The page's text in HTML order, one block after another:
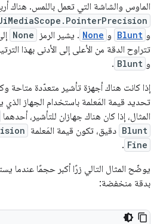
الماوس والشاشة التي تعمل باللمس. هناك
و Blunt و None . يشير الرمز None
تتراوح الدقة من الأعلى إلى الأدنى بهذا
و Blunt
.
إذا كانت هناك أجهزة تأشير متعدّدة متاحة
تحديد قيمة المَعلمة باستخدام الجهاز
المثال، إذا كان هناك جهازان للتأشير، أحدهما
Blunt دقيق، تكون قيمة المَعلمة
Fine
.
يوضّح المثال التالي زرًا أكبر حجمًا عندما
بدقة منخفضة: